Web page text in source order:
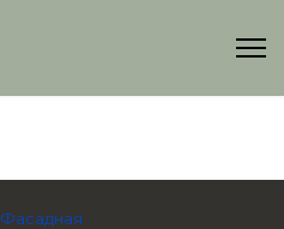
Фасадная